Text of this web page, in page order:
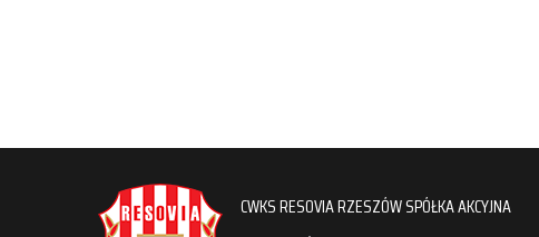
CWKS RESOVIA RZESZÓW SPÓŁKA AKCYJNA